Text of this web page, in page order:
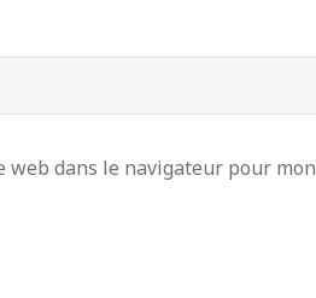
web dans le navigateur pour mon